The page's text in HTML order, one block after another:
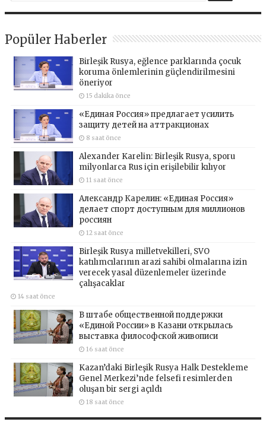
Popüler Haberler
Birleşik Rusya, eğlence parklarında çocuk
koruma önlemlerinin güçlendirilmesini
öneriyor
15 dakika önce
«Единая Россия» предлагает усилить
защиту детей на аттракционах
8 saat önce
Alexander Karelin: Birleşik Rusya, sporu
milyonlarca Rus için erişilebilir kılıyor
11 saat önce
Александр Карелин: «Единая Россия»
делает спорт доступным для миллионов
россиян
12 saat önce
Birleşik Rusya milletvekilleri, SVO
katılımcılarının arazi sahibi olmalarına izin
verecek yasal düzenlemeler üzerinde
çalışacaklar
14 saat önce
В штабе общественной поддержки
«Единой России» в Казани открылась
выставка философской живописи
16 saat önce
Kazan’daki Birleşik Rusya Halk Destekleme
Genel Merkezi’nde felsefi resimlerden
oluşan bir sergi açıldı
18 saat önce